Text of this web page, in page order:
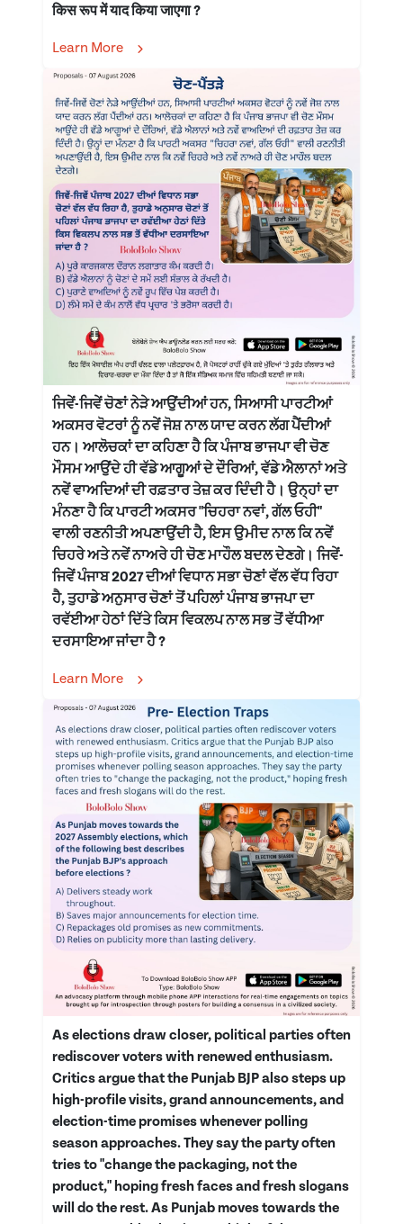
किस रूप में याद किया जाएगा ?
Learn More
ਜਿਵੇਂ-ਜਿਵੇਂ ਚੋਣਾਂ ਨੇੜੇ ਆਉਂਦੀਆਂ ਹਨ, ਸਿਆਸੀ ਪਾਰਟੀਆਂ
ਅਕਸਰ ਵੋਟਰਾਂ ਨੂੰ ਨਵੇਂ ਜੋਸ਼ ਨਾਲ ਯਾਦ ਕਰਨ ਲੱਗ ਪੈਂਦੀਆਂ
ਹਨ। ਆਲੋਚਕਾਂ ਦਾ ਕਹਿਣਾ ਹੈ ਕਿ ਪੰਜਾਬ ਭਾਜਪਾ ਵੀ ਚੋਣ
ਮੌਸਮ ਆਉਂਦੇ ਹੀ ਵੱਡੇ ਆਗੂਆਂ ਦੇ ਦੌਰਿਆਂ, ਵੱਡੇ ਐਲਾਨਾਂ ਅਤੇ
ਨਵੇਂ ਵਾਅਦਿਆਂ ਦੀ ਰਫ਼ਤਾਰ ਤੇਜ਼ ਕਰ ਦਿੰਦੀ ਹੈ। ਉਨ੍ਹਾਂ ਦਾ
ਮੰਨਣਾ ਹੈ ਕਿ ਪਾਰਟੀ ਅਕਸਰ "ਚਿਹਰਾ ਨਵਾਂ, ਗੱਲ ਓਹੀ"
ਵਾਲੀ ਰਣਨੀਤੀ ਅਪਣਾਉਂਦੀ ਹੈ, ਇਸ ਉਮੀਦ ਨਾਲ ਕਿ ਨਵੇਂ
ਚਿਹਰੇ ਅਤੇ ਨਵੇਂ ਨਾਅਰੇ ਹੀ ਚੋਣ ਮਾਹੌਲ ਬਦਲ ਦੇਣਗੇ। ਜਿਵੇਂ-
ਜਿਵੇਂ ਪੰਜਾਬ 2027 ਦੀਆਂ ਵਿਧਾਨ ਸਭਾ ਚੋਣਾਂ ਵੱਲ ਵੱਧ ਰਿਹਾ
ਹੈ, ਤੁਹਾਡੇ ਅਨੁਸਾਰ ਚੋਣਾਂ ਤੋਂ ਪਹਿਲਾਂ ਪੰਜਾਬ ਭਾਜਪਾ ਦਾ
ਰਵੱਈਆ ਹੇਠਾਂ ਦਿੱਤੇ ਕਿਸ ਵਿਕਲਪ ਨਾਲ ਸਭ ਤੋਂ ਵੱਧੀਆ
ਦਰਸਾਇਆ ਜਾਂਦਾ ਹੈ ?
Learn More
As elections draw closer, political parties often
rediscover voters with renewed enthusiasm.
Critics argue that the Punjab BJP also steps up
high-profile visits, grand announcements, and
election-time promises whenever polling
season approaches. They say the party often
tries to "change the packaging, not the
product," hoping fresh faces and fresh slogans
will do the rest. As Punjab moves towards the